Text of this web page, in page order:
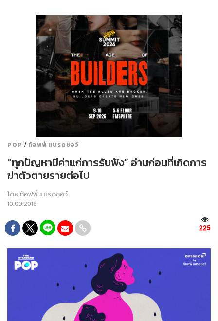
POP / ท้อฟฟี่ แบรดชอว์
“ทุกปัญหามีค่าแก่การรับฟัง” อ่านก่อนที่เกิดการ
ฆ่าตัวตายรายต่อไป
โดย ท้อฟฟี่ แบรดชอว์
10.09.2018
225